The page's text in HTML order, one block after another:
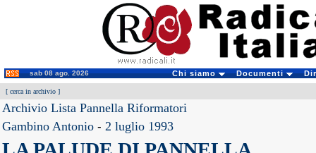
sab 08 ago. 2026 Chi siamo Documenti
[ cerca in archivio ]
Archivio Lista Pannella Riformatori
Gambino Antonio - 2 luglio 1993